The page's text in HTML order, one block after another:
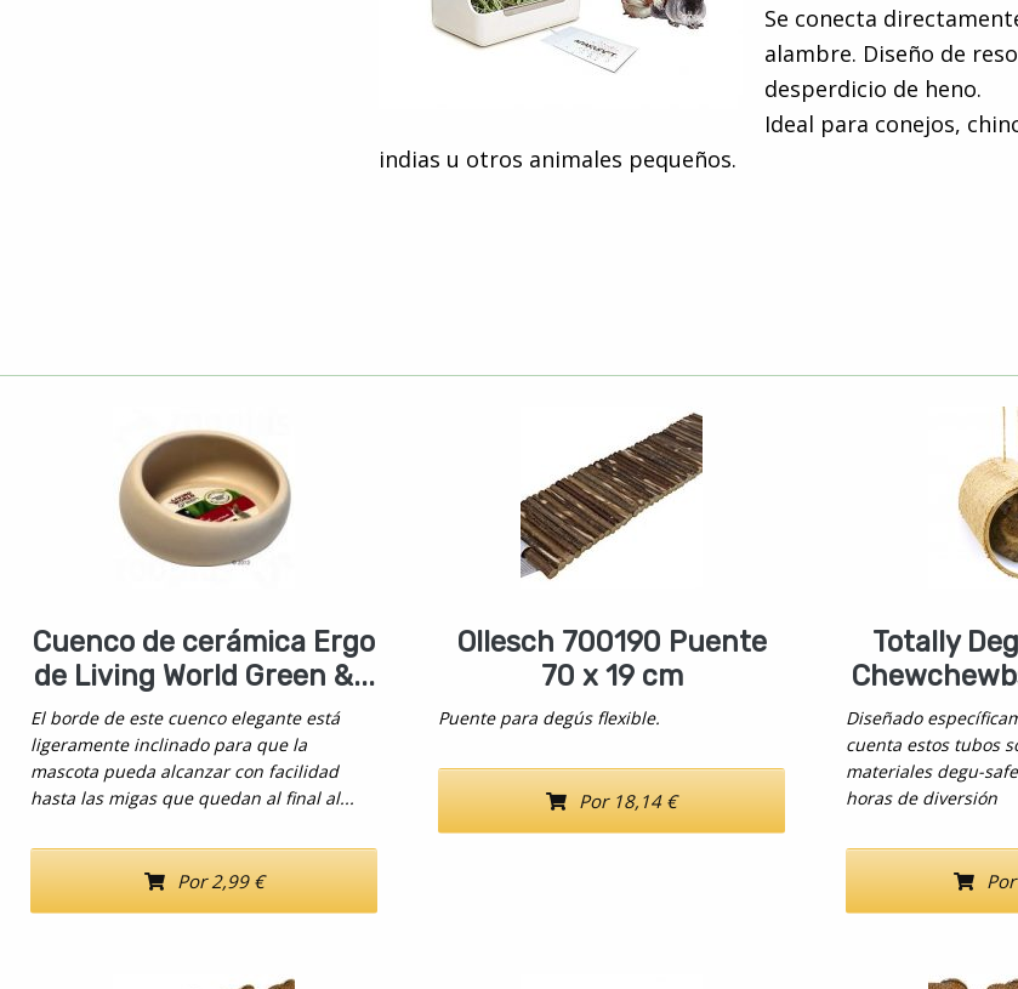
Se conecta
alambre. Diseño de
desperdicio de heno.
Ideal para conejos,
indias u otros animales pequeños.
Cuenco de cerámica Ergo
de Living World Green &...
El borde de este cuenco elegante está
ligeramente inclinado para que la
mascota pueda alcanzar con facilidad
hasta las migas que quedan al final al...
Por 2,99 €
Ollesch 700190 Puente
70 x 19 cm
Puente para degús flexible.
Por 18,14 €
Totally
Diseñado
cuenta estos tubos
materiales degu-
horas de diversión